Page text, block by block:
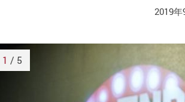
2019年
1 / 5